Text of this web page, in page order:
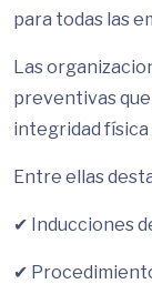
para todas las
Las
preventivas
integridad física
Entre ellas
✔ Inducciones
✔